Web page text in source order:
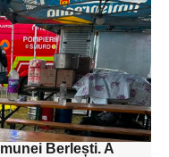
aici
aici
Berlești. A